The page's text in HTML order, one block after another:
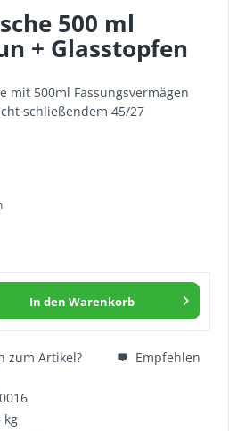
500 ml
+ Glasstopfen
mit 500ml Fassungsvermägen
schließendem 45/27
In den Warenkorb
zum Artikel? Empfehlen
kg